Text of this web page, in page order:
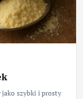
jako szybki i prosty